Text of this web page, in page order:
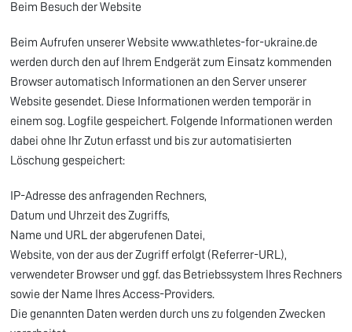
Beim Besuch der Website
Beim Aufrufen unserer Website www.athletes-for-ukraine.de
werden durch den auf Ihrem Endgerät zum Einsatz kommenden
Browser automatisch Informationen an den Server unserer
Website gesendet. Diese Informationen werden temporär in
einem sog. Logfile gespeichert. Folgende Informationen werden
dabei ohne Ihr Zutun erfasst und bis zur automatisierten
Löschung gespeichert:
IP-Adresse des anfragenden Rechners,
Datum und Uhrzeit des Zugriffs,
Name und URL der abgerufenen Datei,
Website, von der aus der Zugriff erfolgt (Referrer-URL),
verwendeter Browser und ggf. das Betriebssystem Ihres Rechners
sowie der Name Ihres Access-Providers.
Die genannten Daten werden durch uns zu folgenden Zwecken